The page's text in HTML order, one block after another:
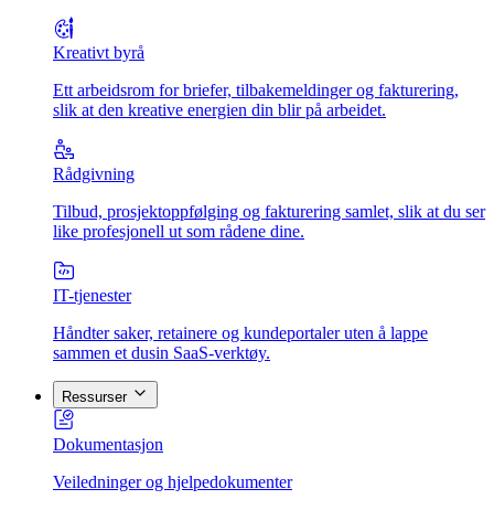
Kreativt byrå
Ett arbeidsrom for briefer, tilbakemeldinger og fakturering,
slik at den kreative energien din blir på arbeidet.
Rådgivning
Tilbud, prosjektoppfølging og fakturering samlet, slik at du ser
like profesjonell ut som rådene dine.
IT-tjenester
Håndter saker, retainere og kundeportaler uten å lappe
sammen et dusin SaaS-verktøy.
Ressurser
Dokumentasjon
Veiledninger og hjelpedokumenter